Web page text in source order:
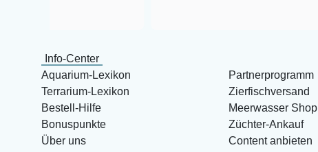
Info-Center
Aquarium-Lexikon
Terrarium-Lexikon
Bestell-Hilfe
Bonuspunkte
Über uns
Partnerprogramm
Zierfischversand
Meerwasser Shop
Züchter-Ankauf
Content anbieten